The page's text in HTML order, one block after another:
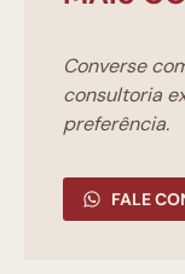
Converse
consultoria
preferência.
FALE